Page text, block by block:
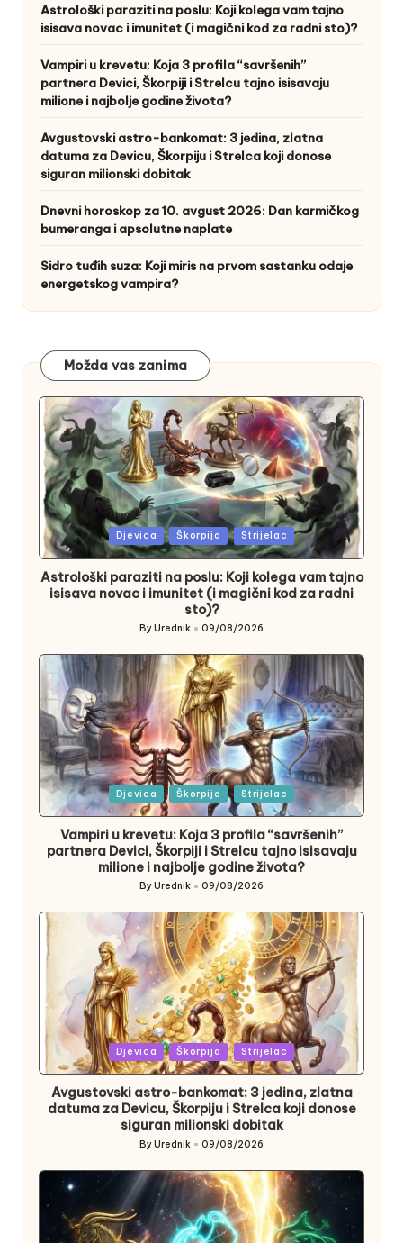
Astrološki paraziti na poslu: Koji kolega vam tajno
isisava novac i imunitet (i magični kod za radni sto)?
Vampiri u krevetu: Koja 3 profila “savršenih”
partnera Devici, Škorpiji i Strelcu tajno isisavaju
milione i najbolje godine života?
Avgustovski astro-bankomat: 3 jedina, zlatna
datuma za Devicu, Škorpiju i Strelca koji donose
siguran milionski dobitak
Dnevni horoskop za 10. avgust 2026: Dan karmičkog
bumeranga i apsolutne naplate
Sidro tuđih suza: Koji miris na prvom sastanku odaje
energetskog vampira?
Možda vas zanima
Posted
in
Djevica Škorpija Strijelac
Astrološki paraziti na poslu: Koji kolega vam tajno
isisava novac i imunitet (i magični kod za radni
sto)?
Posted
ByUrednik 09/08/2026
Posted
in
Djevica Škorpija Strijelac
Vampiri u krevetu: Koja 3 profila “savršenih”
partnera Devici, Škorpiji i Strelcu tajno isisavaju
milione i najbolje godine života?
Posted
by
ByUrednik 09/08/2026
Posted
in
Djevica Škorpija Strijelac
Avgustovski astro-bankomat: 3 jedina, zlatna
datuma za Devicu, Škorpiju i Strelca koji donose
siguran milionski dobitak
Posted
ByUrednik 09/08/2026